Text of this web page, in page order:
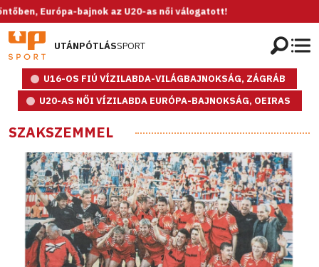
UTÁNPÓTLÁSSPORT
U16-OS FIÚ VÍZILABDA-VILÁGBAJNOKSÁG, ZÁGRÁB
U20-AS NŐI VÍZILABDA EURÓPA-BAJNOKSÁG, OEIRAS
SZAKSZEMMEL